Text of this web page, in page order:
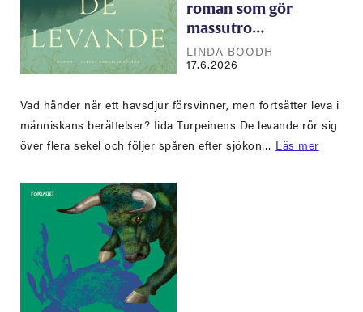
roman som gör
massutro…
LINDA BOODH
17.6.2026
Vad händer när ett havsdjur försvinner, men fortsätter leva i
människans berättelser? Iida Turpeinens De levande rör sig
över flera sekel och följer spåren efter sjökon… Läs mer